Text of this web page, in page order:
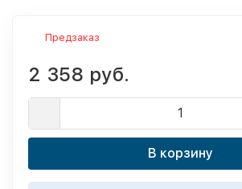
Предзаказ
2 358 руб.
В корзину